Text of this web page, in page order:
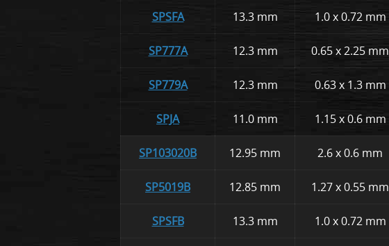
SPSFA 13.3 mm 1.0 x 0.72 mm
SP777A 12.3 mm 0.65 x 2.25 mm
SP779A 12.3 mm 0.63 x 1.3 mm
SPJA 11.0 mm 1.15 x 0.6 mm
SP103020B 12.95 mm 2.6 x 0.6 mm
SP5019B 12.85 mm 1.27 x 0.55 mm
SPSFB 13.3 mm 1.0 x 0.72 mm